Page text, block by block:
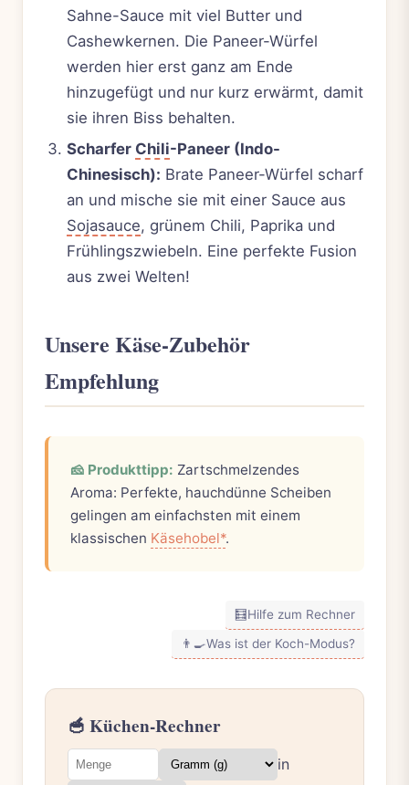
Sahne-Sauce mit viel Butter und
Cashewkernen. Die Paneer-Würfel
werden hier erst ganz am Ende
hinzugefügt und nur kurz erwärmt, damit
sie ihren Biss behalten.
Scharfer Chili-Paneer (Indo-
Chinesisch): Brate Paneer-Würfel scharf
an und mische sie mit einer Sauce aus
Sojasauce, grünem Chili, Paprika und
Frühlingszwiebeln. Eine perfekte Fusion
aus zwei Welten!
Unsere Käse-Zubehör
Empfehlung
🧀 Produkttipp: Zartschmelzendes
Aroma: Perfekte, hauchdünne Scheiben
gelingen am einfachsten mit einem
klassischen Käsehobel*.
🧮Hilfe zum Rechner
👨‍🍳Was ist der Koch-Modus?
🥣 Küchen-Rechner
in